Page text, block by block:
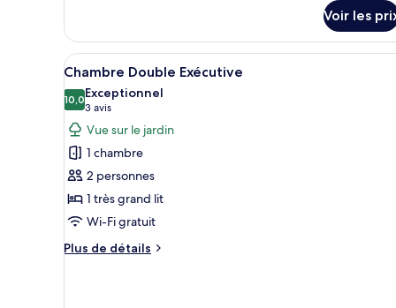
très
grand
lit,
vue
jardin
le
type
de
chambre
Suite,
très
grand
lit,
vue
jardin
Voir les
Afficher
toutes
les
photos
pour
ce
type
de
chambre :
Chambre
Une chambre d’hôtel avec
6
Chambre Double Exécutive
10,010,0 sur 10
Exceptionnel
3 avis
(3 avis)
Vue sur le jardin
1 chambre
2 personnes
1 très grand lit
Wi-Fi gratuit
Plus de détails
Plus